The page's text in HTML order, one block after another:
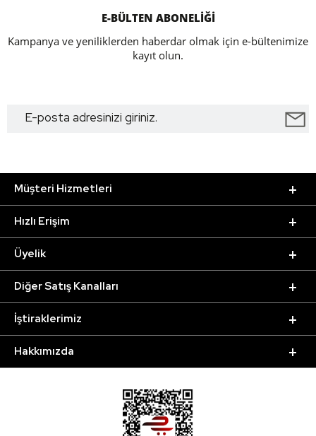
E-BÜLTEN ABONELİĞİ
Kampanya ve yeniliklerden haberdar olmak için e-bültenimize
kayıt olun.
Müşteri Hizmetleri
Hızlı Erişim
Üyelik
Diğer Satış Kanalları
İştiraklerimiz
Hakkımızda